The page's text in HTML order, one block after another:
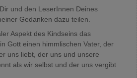
und den LeserInnen Deines
Gedanken dazu teilen.
Aspekt des Kindseins das
Gott einen himmlischen Vater, der
uns liebt, der uns und unsere
als wir selbst und der uns vergibt